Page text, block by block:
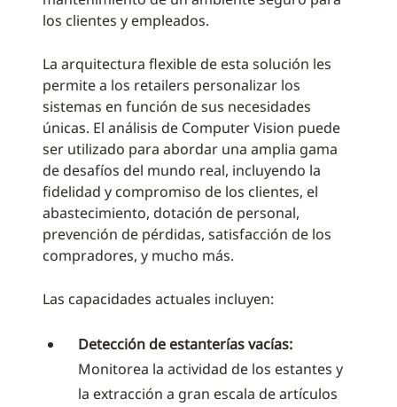
los clientes y empleados.
La arquitectura flexible de esta solución les
permite a los retailers personalizar los
sistemas en función de sus necesidades
únicas. El análisis de Computer Vision puede
ser utilizado para abordar una amplia gama
de desafíos del mundo real, incluyendo la
fidelidad y compromiso de los clientes, el
abastecimiento, dotación de personal,
prevención de pérdidas, satisfacción de los
compradores, y mucho más.
Las capacidades actuales incluyen:
Detección de estanterías vacías:
Monitorea la actividad de los estantes y
la extracción a gran escala de artículos